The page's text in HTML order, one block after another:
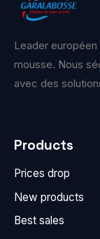
Leader
mousse. Nous
avec des
Products
Prices drop
New products
Best sales